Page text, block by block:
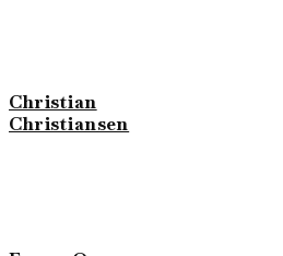
Christian
Christiansen